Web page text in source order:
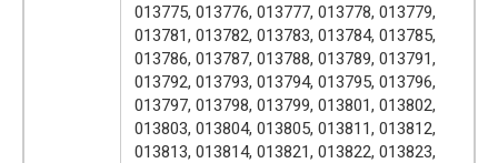
013775, 013776, 013777, 013778, 013779,
013781, 013782, 013783, 013784, 013785,
013786, 013787, 013788, 013789, 013791,
013792, 013793, 013794, 013795, 013796,
013797, 013798, 013799, 013801, 013802,
013803, 013804, 013805, 013811, 013812,
013813, 013814, 013821, 013822, 013823,